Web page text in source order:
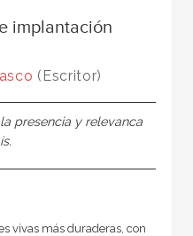
implantación
(Escritor)
presencia y relevanca
vivas más duraderas, con